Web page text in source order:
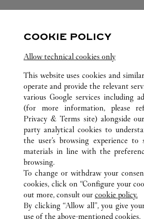
SUIVEZ-NOUS
Visit us on Facebook
Link Opens in New Tab
Visit us on Instagram
Link Opens in New Tab
Visit us on
Link Opens
Visit us on
Link Opens
TOUTES LES BOUTIQUES CARTIER
ATLANTA
3500
CUSTOMER CARE
NOUS CONTACTER
NOTRE ENTREPRISE
COOKIE POLICY
Allow technical cookies only
This website uses cookies and
operate and provide the relevant
various Google services including
(for more information, please
Privacy & Terms site) alongside
party analytical cookies to
the user’s browsing experience to
materials in line with the
browsing.
To change or withdraw your
cookies, click on “Configure your
out more, consult our cookie policy.
By clicking “Allow all”, you give
use of the above-mentioned cookies.